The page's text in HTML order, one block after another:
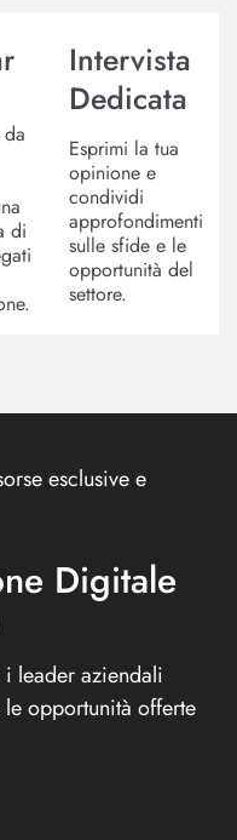
di
Intervista
Dedicata
Esprimi la tua
opinione e
condividi
approfondimenti
sulle sfide e le
opportunità del
settore.
esclusive e
Digitale
leader aziendali
opportunità offerte